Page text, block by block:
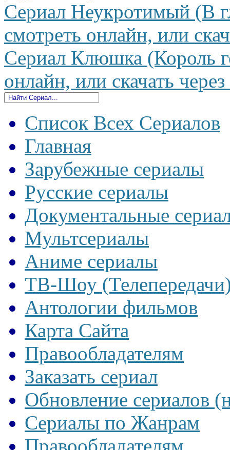
Сериал Неукротимый (В
смотреть онлайн, или
Сериал Клюшка (Король
онлайн, или скачать
Список Всех Сериалов
Главная
Зарубежные сериалы
Русские сериалы
Документальные
Мультсериалы
Аниме сериалы
ТВ-Шоу
Антологии фильмов
Карта Сайта
Правообладателям
Заказать сериал
Обновление сериалов
Сериалы по Жанрам